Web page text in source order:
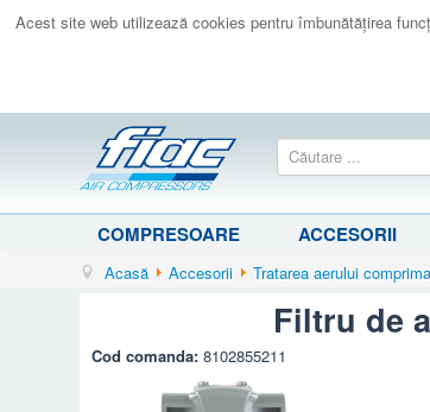
Acest site web utilizează cookies pentru îmbunătăţirea
COMPRESOARE ACCESORII
Acasă Accesorii Tratarea aerului
Filtru de
Cod comanda:8102855211